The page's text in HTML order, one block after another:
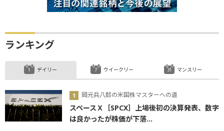
ランキング
デイリー
岡元兵八郎の米国株マスターへの道
スペースＸ［SPCX］上場後初の決算発表、数字
は良かったが株価が下落...
ウイークリー マンスリー